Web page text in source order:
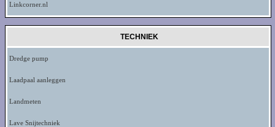
Linkcorner.nl
TECHNIEK
Dredge pump
Laadpaal aanleggen
Landmeten
Lave Snijtechniek